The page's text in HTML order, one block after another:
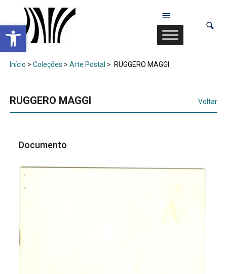
Abrir a barra de ferramentas
Início > Coleções > Arte Postal > RUGGERO MAGGI
RUGGERO MAGGI Voltar
Documento